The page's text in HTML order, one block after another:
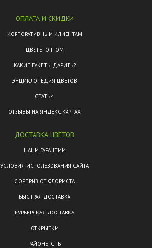
ОПЛАТА И СКИДКИ
КОРПОРАТИВНЫМ КЛИЕНТАМ
ЦВЕТЫ ОПТОМ
КАКИЕ БУКЕТЫ ДАРИТЬ?
ЭНЦИКЛОПЕДИЯ ЦВЕТОВ
СТАТЬИ
ОТЗЫВЫ НА ЯНДЕКС.КАРТАХ
ДОСТАВКА ЦВЕТОВ
НАШИ ГАРАНТИИ
УСЛОВИЯ ИСПОЛЬЗОВАНИЯ САЙТА
СЮРПРИЗ ОТ ФЛОРИСТА
БЫСТРАЯ ДОСТАВКА
КУРЬЕРСКАЯ ДОСТАВКА
ОТКРЫТКИ
РАЙОНЫ СПБ